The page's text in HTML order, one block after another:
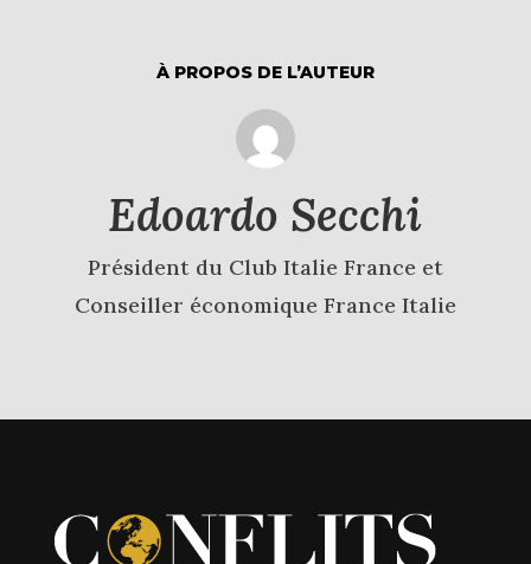
À PROPOS DE L’AUTEUR
Edoardo Secchi
Président du Club Italie France et
Conseiller économique France Italie